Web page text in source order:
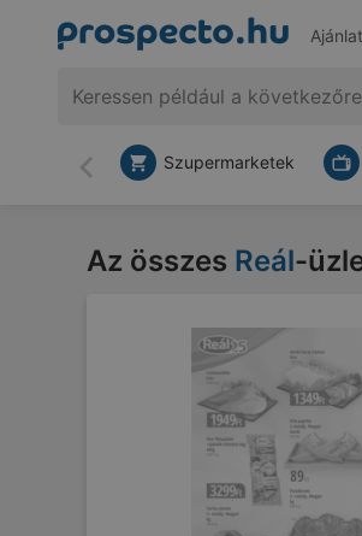
Vissza
Szupermarketek
Az összes Reál-